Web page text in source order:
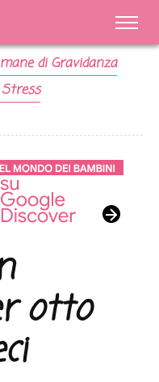
di Gravidanza
otto